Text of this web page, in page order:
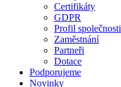
Certifikáty
GDPR
Profil společnosti
Zaměstnání
Partneři
Dotace
Podporujeme
Novinky